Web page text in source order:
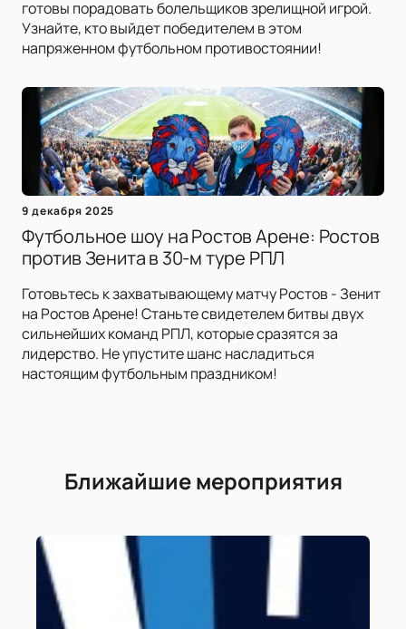
готовы порадовать болельщиков зрелищной игрой.
Узнайте, кто выйдет победителем в этом
напряженном футбольном противостоянии!
9 декабря 2025
Футбольное шоу на Ростов Арене: Ростов
против Зенита в 30-м туре РПЛ
Готовьтесь к захватывающему матчу Ростов - Зенит
на Ростов Арене! Станьте свидетелем битвы двух
сильнейших команд РПЛ, которые сразятся за
лидерство. Не упустите шанс насладиться
настоящим футбольным праздником!
Ближайшие мероприятия